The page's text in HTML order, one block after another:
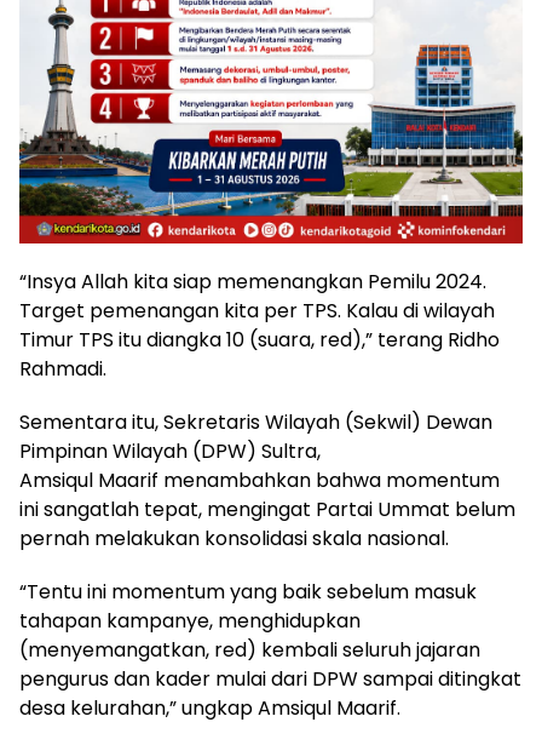
“Insya Allah kita siap memenangkan Pemilu 2024.
Target pemenangan kita per TPS. Kalau di wilayah
Timur TPS itu diangka 10 (suara, red),” terang Ridho
Rahmadi.
Sementara itu, Sekretaris Wilayah (Sekwil) Dewan
Pimpinan Wilayah (DPW) Sultra,
Amsiqul Maarif menambahkan bahwa momentum
ini sangatlah tepat, mengingat Partai Ummat belum
pernah melakukan konsolidasi skala nasional.
“Tentu ini momentum yang baik sebelum masuk
tahapan kampanye, menghidupkan
(menyemangatkan, red) kembali seluruh jajaran
pengurus dan kader mulai dari DPW sampai ditingkat
desa kelurahan,” ungkap Amsiqul Maarif.